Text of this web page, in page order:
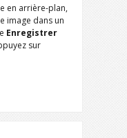
en arrière-plan,
image dans un
Enregistrer
sur